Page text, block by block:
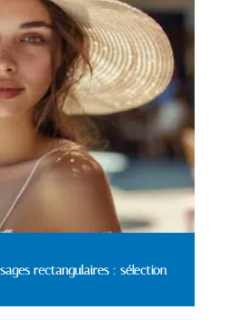
rectangulaires : sélection